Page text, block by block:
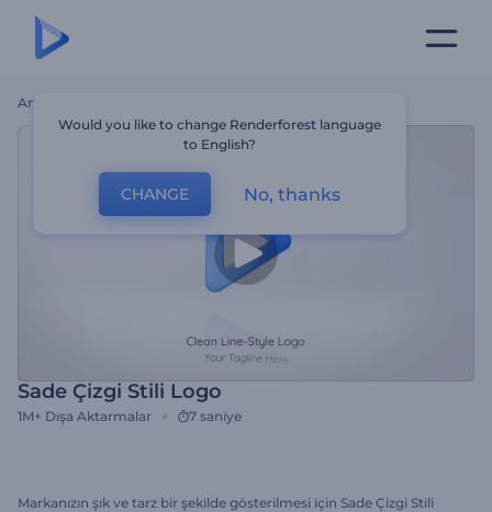
Ana Sayfa
Sade Çizgi Stili Logo
1M+ Dışa Aktarmalar 7 saniye
Markanızın şık ve tarz bir şekilde gösterilmesi için Sade Çizgi Stili
Would you like to change Renderforest language
to English?
CHANGE No, thanks